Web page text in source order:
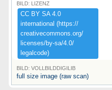
BILD: LIZENZ
CC ​BY ​SA ​4.​0 ​
international ​(​https:​/​/​
creativecommons.​org/​
licenses/​by-​sa/​4.​0/​
legalcode)​
BILD: VOLLBILDDIGILIB
full size image (raw scan)